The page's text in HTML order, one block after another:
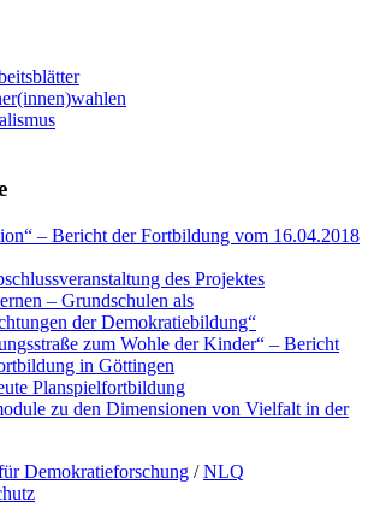
– Bericht der Fortbildung vom 16.04.2018
des Projektes
– Grundschulen als
der Demokratiebildung“
zum Wohle der Kinder“ – Bericht
in Göttingen
Planspielfortbildung
zu den Dimensionen von Vielfalt in der
Demokratieforschung /NLQ